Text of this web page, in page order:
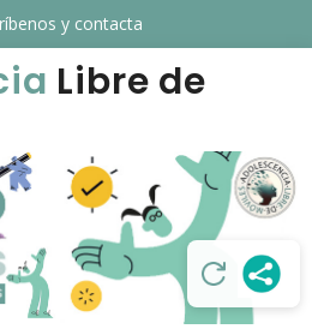
y contacta
Libre de